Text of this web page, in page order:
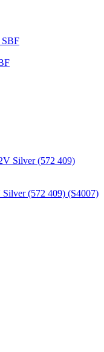
(572 409) (S4007)